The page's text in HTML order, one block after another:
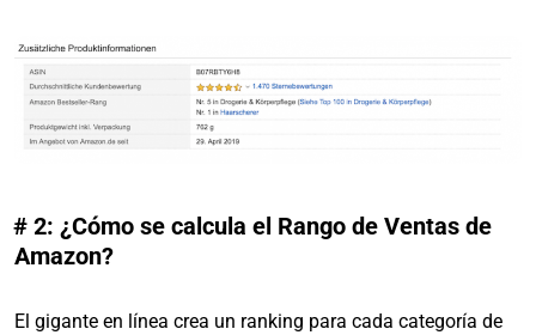
# 2: ¿Cómo se calcula el Rango de Ventas de
Amazon?
El gigante en línea crea un ranking para cada categoría de